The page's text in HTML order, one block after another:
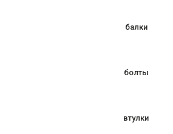
балки
болты
втулки